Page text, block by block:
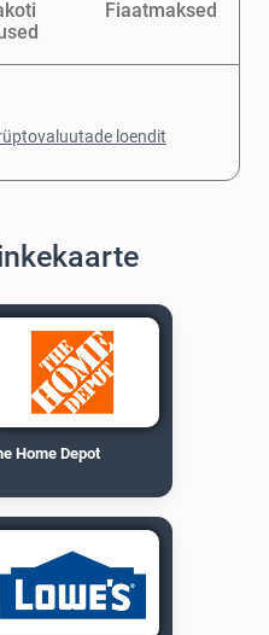
Fiaatmaksed
loendit
Home Depot